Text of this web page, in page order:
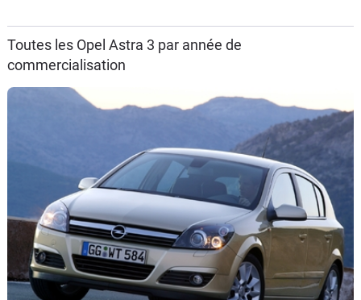
Toutes les Opel Astra 3 par année de
commercialisation